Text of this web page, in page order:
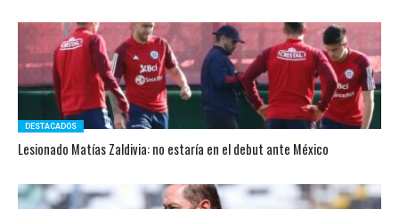
DESTACADOS
Lesionado Matías Zaldivia: no estaría en el debut ante México